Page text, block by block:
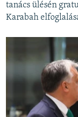
tanács ülésén
Karabah